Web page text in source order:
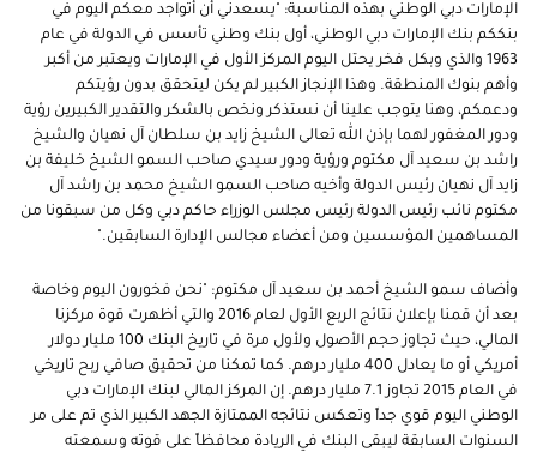
الإمارات دبي الوطني بهذه المناسبة: "يسعدني أن أتواجد معكم اليوم في
بنككم بنك الإمارات دبي الوطني، أول بنك وطني تأسس في الدولة في عام
1963 والذي وبكل فخر يحتل اليوم المركز الأول في الإمارات ويعتبر من أكبر
وأهم بنوك المنطقة. وهذا الإنجاز الكبير لم يكن ليتحقق بدون رؤيتكم
ودعمكم، وهنا يتوجب علينا أن نستذكر ونخص بالشكر والتقدير الكبيرين رؤية
ودور المغفور لهما بإذن الله تعالى الشيخ زايد بن سلطان آل نهيان والشيخ
راشد بن سعيد آل مكتوم ورؤية ودور سيدي صاحب السمو الشيخ خليفة بن
زايد آل نهيان رئيس الدولة وأخيه صاحب السمو الشيخ محمد بن راشد آل
مكتوم نائب رئيس الدولة رئيس مجلس الوزراء حاكم دبي وكل من سبقونا من
المساهمين المؤسسين ومن أعضاء مجالس الإدارة السابقين."
وأضاف سمو الشيخ أحمد بن سعيد آل مكتوم: "نحن فخورون اليوم وخاصة
بعد أن قمنا بإعلان نتائج الربع الأول لعام 2016 والتي أظهرت قوة مركزنا
المالي، حيث تجاوز حجم الأصول ولأول مرة في تاريخ البنك 100 مليار دولار
أمريكي أو ما يعادل 400 مليار درهم. كما تمكنا من تحقيق صافي ربح تاريخي
في العام 2015 تجاوز 7.1 مليار درهم. إن المركز المالي لبنك الإمارات دبي
الوطني اليوم قوي جداً وتعكس نتائجه الممتازة الجهد الكبير الذي تم على مر
السنوات السابقة ليبقى البنك في الريادة محافظاً على قوته وسمعته